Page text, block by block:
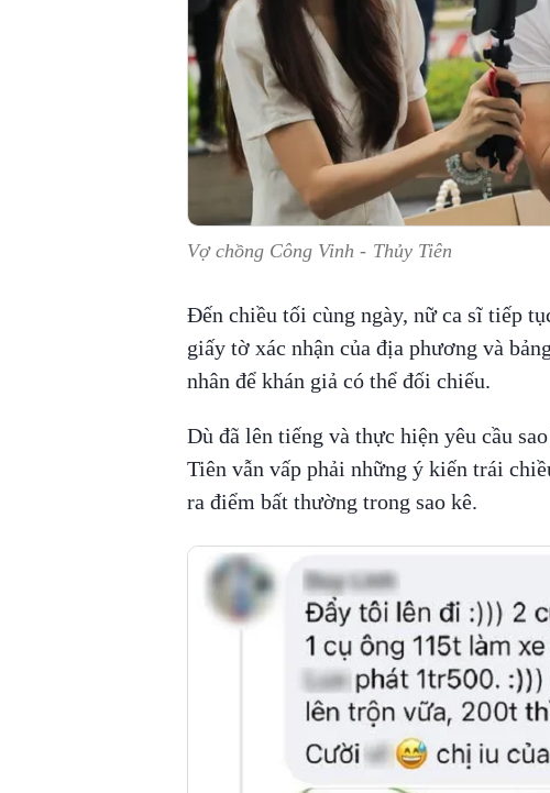
Vợ chồng Công Vinh - Thủy Tiên
Đến chiều tối cùng ngày, nữ ca sĩ tiếp
giấy tờ xác nhận của địa phương và
nhân để khán giả có thể đối chiếu.
Dù đã lên tiếng và thực hiện yêu cầu
Tiên vẫn vấp phải những ý kiến trái
ra điểm bất thường trong sao kê.